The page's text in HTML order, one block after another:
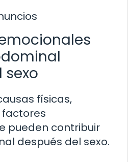
sexo
físicas,
pueden contribuir
después del sexo.